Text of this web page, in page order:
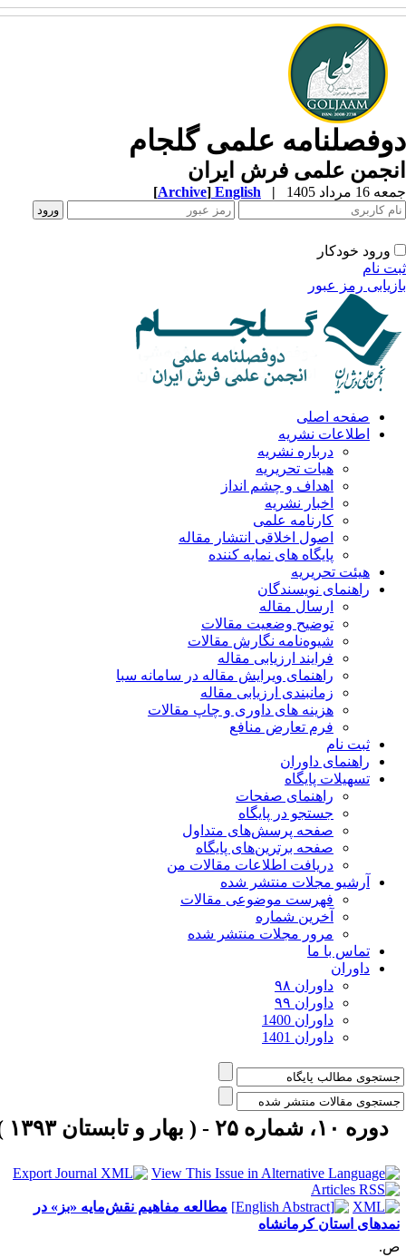
علمی گلجام
علمی فرش ایران
مرداد 1405 |
English
[Archive]
ورود خودکار
نام
رمز عبور
صفحه اصلی
اطلاعات نشریه
درباره نشریه
هیات تحریریه
اهداف و چشم انداز
اخبار نشریه
کارنامه علمی
اصول اخلاقی انتشار مقاله
پایگاه های نمایه کننده
هیئت تحریریه
راهنمای نویسندگان
ارسال مقاله
توضیح وضعیت مقالات
شیوه‌نامه نگارش مقالات
فرایند ارزیابی مقاله
راهنمای ویرایش مقاله در سامانه سبا
زمانبندی ارزیابی مقاله
هزینه های داوری و چاپ مقالات
فرم تعارض منافع
ثبت نام
راهنمای داوران
تسهیلات پایگاه
راهنمای صفحات
جستجو در پایگاه
صفحه پرسش‌های متداول
صفحه برترین‌های پایگاه
دریافت اطلاعات مقالات من
آرشیو مجلات منتشر شده
فهرست موضوعی مقالات
آخرین شماره
مرور مجلات منتشر شده
تماس با ما
داوران
داوران ۹۸
داوران ۹۹
داوران 1400
داوران 1401
دوره ۱۰، شماره ۲۵ - ( بهار و تابستان ۱۳۹۳ )
مطالعه مفاهیم نقش‌مایه «بز» در
استان کرمانشاه